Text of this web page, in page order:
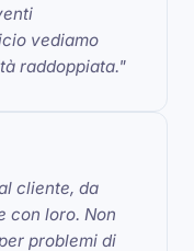
vediamo
raddoppiata."
cliente, da
con loro. Non
problemi di